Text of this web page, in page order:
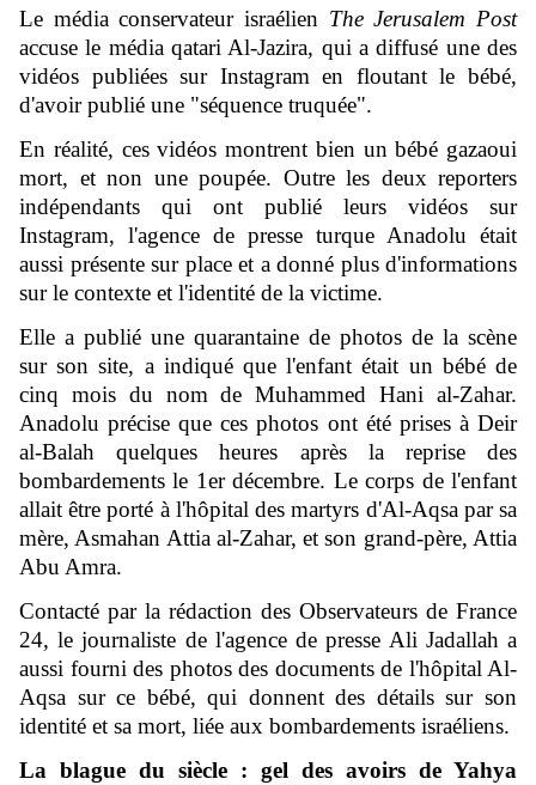
Le média conservateur israélien The Jerusalem Post
accuse le média qatari Al-Jazira, qui a diffusé une des
vidéos publiées sur Instagram en floutant le bébé,
d'avoir publié une "séquence truquée".
En réalité, ces vidéos montrent bien un bébé gazaoui
mort, et non une poupée. Outre les deux reporters
indépendants qui ont publié leurs vidéos sur
Instagram, l'agence de presse turque Anadolu était
aussi présente sur place et a donné plus d'informations
sur le contexte et l'identité de la victime.
Elle a publié une quarantaine de photos de la scène
sur son site, a indiqué que l'enfant était un bébé de
cinq mois du nom de Muhammed Hani al-Zahar.
Anadolu précise que ces photos ont été prises à Deir
al-Balah quelques heures après la reprise des
bombardements le 1er décembre. Le corps de l'enfant
allait être porté à l'hôpital des martyrs d'Al-Aqsa par sa
mère, Asmahan Attia al-Zahar, et son grand-père, Attia
Abu Amra.
Contacté par la rédaction des Observateurs de France
24, le journaliste de l'agence de presse Ali Jadallah a
aussi fourni des photos des documents de l'hôpital Al-
Aqsa sur ce bébé, qui donnent des détails sur son
identité et sa mort, liée aux bombardements israéliens.
La blague du siècle : gel des avoirs de Yahya